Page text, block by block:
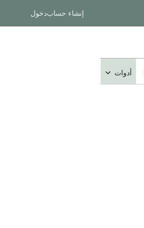
إنشاء حسابدخول
أدوات